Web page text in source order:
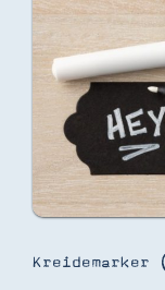
Kreidemarker